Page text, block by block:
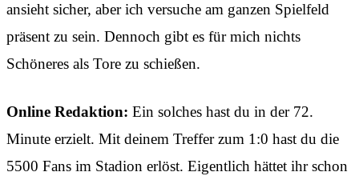
ansieht sicher, aber ich versuche am ganzen Spielfeld
präsent zu sein. Dennoch gibt es für mich nichts
Schöneres als Tore zu schießen.
Online Redaktion: Ein solches hast du in der 72.
Minute erzielt. Mit deinem Treffer zum 1:0 hast du die
5500 Fans im Stadion erlöst. Eigentlich hättet ihr schon